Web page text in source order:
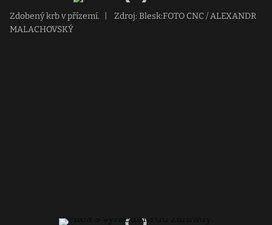
Zdobený krb v přízemí.
Zdroj: Blesk:FOTO CNC / ALEXANDR
MALACHOVSKÝ